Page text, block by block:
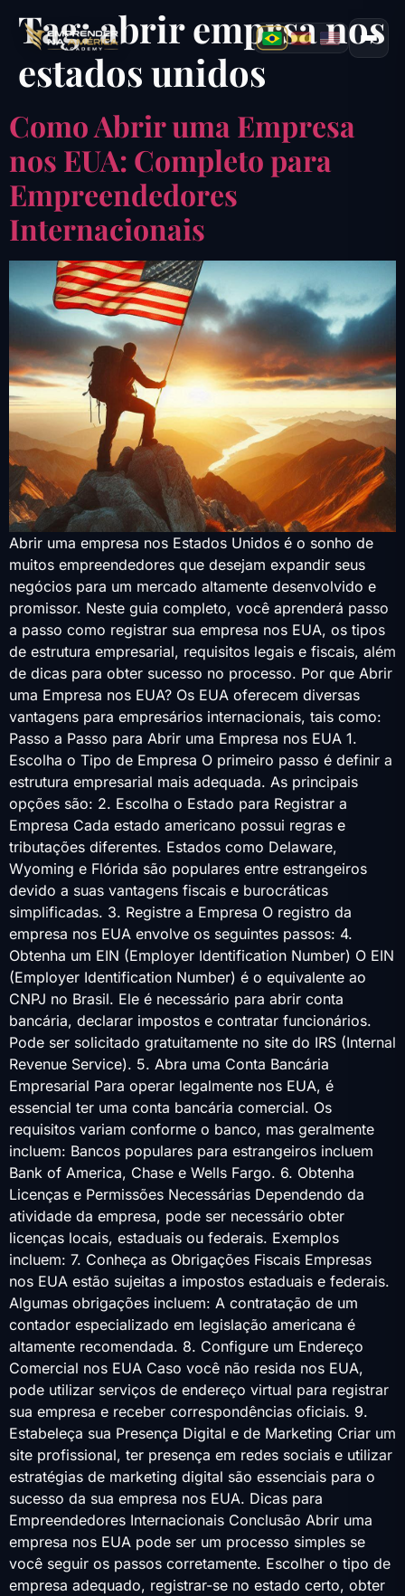
Tag:abrir emprsa nos
estados unidos
Como Abrir uma Empresa
nos EUA: Completo para
Empreendedores
Internacionais
Abrir uma empresa nos Estados Unidos é o sonho de
muitos empreendedores que desejam expandir seus
negócios para um mercado altamente desenvolvido e
promissor. Neste guia completo, você aprenderá passo
a passo como registrar sua empresa nos EUA, os tipos
de estrutura empresarial, requisitos legais e fiscais, além
de dicas para obter sucesso no processo. Por que Abrir
uma Empresa nos EUA? Os EUA oferecem diversas
vantagens para empresários internacionais, tais como:
Passo a Passo para Abrir uma Empresa nos EUA 1.
Escolha o Tipo de Empresa O primeiro passo é definir a
estrutura empresarial mais adequada. As principais
opções são: 2. Escolha o Estado para Registrar a
Empresa Cada estado americano possui regras e
tributações diferentes. Estados como Delaware,
Wyoming e Flórida são populares entre estrangeiros
devido a suas vantagens fiscais e burocráticas
simplificadas. 3. Registre a Empresa O registro da
empresa nos EUA envolve os seguintes passos: 4.
Obtenha um EIN (Employer Identification Number) O EIN
(Employer Identification Number) é o equivalente ao
CNPJ no Brasil. Ele é necessário para abrir conta
bancária, declarar impostos e contratar funcionários.
Pode ser solicitado gratuitamente no site do IRS (Internal
Revenue Service). 5. Abra uma Conta Bancária
Empresarial Para operar legalmente nos EUA, é
essencial ter uma conta bancária comercial. Os
requisitos variam conforme o banco, mas geralmente
incluem: Bancos populares para estrangeiros incluem
Bank of America, Chase e Wells Fargo. 6. Obtenha
Licenças e Permissões Necessárias Dependendo da
atividade da empresa, pode ser necessário obter
licenças locais, estaduais ou federais. Exemplos
incluem: 7. Conheça as Obrigações Fiscais Empresas
nos EUA estão sujeitas a impostos estaduais e federais.
Algumas obrigações incluem: A contratação de um
contador especializado em legislação americana é
altamente recomendada. 8. Configure um Endereço
Comercial nos EUA Caso você não resida nos EUA,
pode utilizar serviços de endereço virtual para registrar
sua empresa e receber correspondências oficiais. 9.
Estabeleça sua Presença Digital e de Marketing Criar um
site profissional, ter presença em redes sociais e utilizar
estratégias de marketing digital são essenciais para o
sucesso da sua empresa nos EUA. Dicas para
Empreendedores Internacionais Conclusão Abrir uma
empresa nos EUA pode ser um processo simples se
você seguir os passos corretamente. Escolher o tipo de
empresa adequado, registrar-se no estado certo, obter